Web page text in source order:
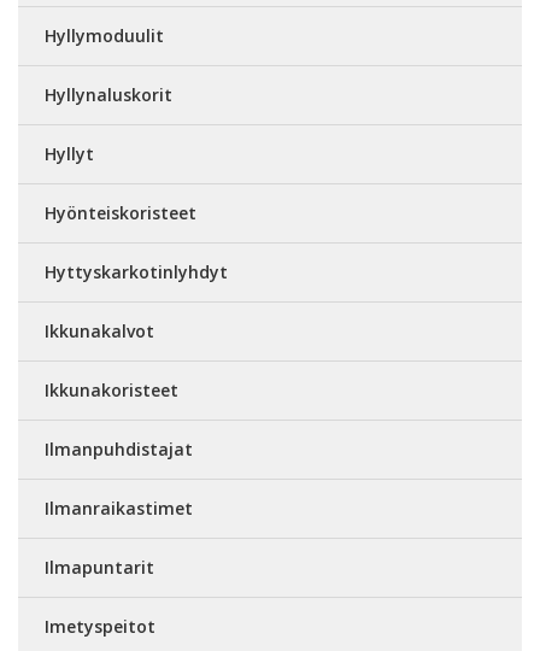
Hyllymoduulit
Hyllynaluskorit
Hyllyt
Hyönteiskoristeet
Hyttyskarkotinlyhdyt
Ikkunakalvot
Ikkunakoristeet
Ilmanpuhdistajat
Ilmanraikastimet
Ilmapuntarit
Imetyspeitot